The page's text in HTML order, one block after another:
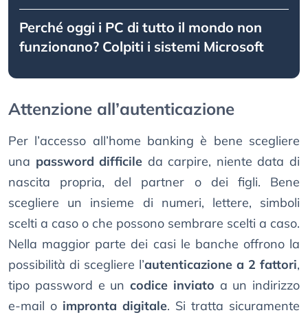
Perché oggi i PC di tutto il mondo non
funzionano? Colpiti i sistemi Microsoft
Attenzione all’autenticazione
Per l’accesso all’home banking è bene scegliere
una password difficile da carpire, niente data di
nascita propria, del partner o dei figli. Bene
scegliere un insieme di numeri, lettere, simboli
scelti a caso o che possono sembrare scelti a caso.
Nella maggior parte dei casi le banche offrono la
possibilità di scegliere l’autenticazione a 2 fattori,
tipo password e un codice inviato a un indirizzo
e-mail o impronta digitale. Si tratta sicuramente